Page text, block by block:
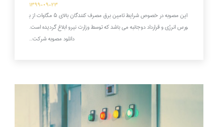
۱۳۹۹-۰۹-۲۳
این مصوبه در خصوص شرایط تامین برق مصرف کنندگان بالای ۵ مگاوات از ب
ورس انرژی و قرارداد دوجانبه می باشد که توسط وزارت نیرو ابلاغ گردیده است.
دانلود مصوبه شرکت…